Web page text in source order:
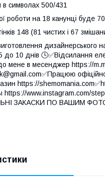
в символах 500/431
роботи на 18 канунці буде
148 (81 чистих і 67
дизайнерського
до 10 днів 🕓✅Відсилання
мене в месенджер https://
https://
https://www.instagram.com/
ЗАКАСКИ ПО ВАШИМ